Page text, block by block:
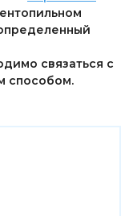
связаться с
способом.